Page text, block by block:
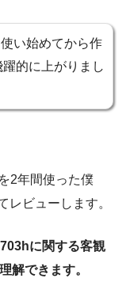
い始めてから作
的に上がりまし
2年間使った僕
レビューします。
に関する客観
解できます。